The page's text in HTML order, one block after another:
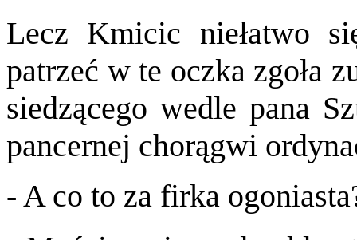
Lecz Kmicic niełatwo
patrzeć w te oczka zgoła
siedzącego wedle pana
pancernej chorągwi
- A co to za firka